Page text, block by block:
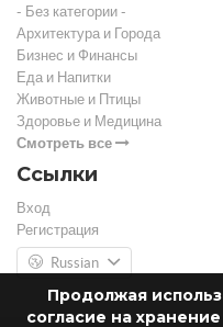
Продолжая
согласие на
- Без категории -
Архитектура и Города
Бизнес и Финансы
Еда и Напитки
Животные и Птицы
Здоровье и Медицина
Смотреть все
Ссылки
Вход
Регистрация
Russian